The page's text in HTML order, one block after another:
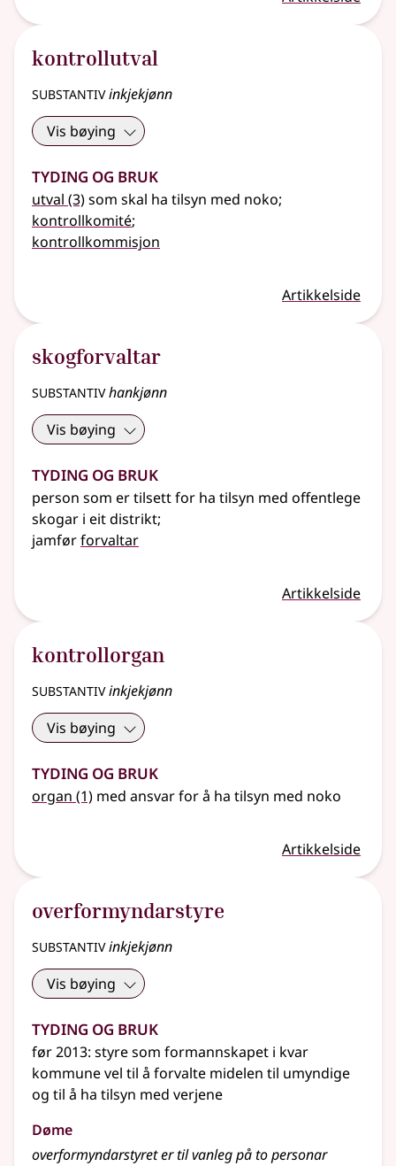
kontrollutval
substantivinkjekjønn
Vis bøying
Tyding og bruk
utval (3)som skal ha tilsyn med noko;
kontrollkomité;
kontrollkommisjon
Artikkelside
skogforvaltar
substantivhankjønn
Vis bøying
Tyding og bruk
person som er tilsett for ha tilsyn med offentlege
skogar i eit distrikt;
jamførforvaltar
Artikkelside
kontrollorgan
substantivinkjekjønn
Vis bøying
Tyding og bruk
organ (1) med ansvar for å ha tilsyn med noko
Artikkelside
overformyndarstyre
substantivinkjekjønn
Vis bøying
Tyding og bruk
før 2013: styre som formannskapet i kvar
kommune vel til å forvalte midelen til umyndige
og til å ha tilsyn med verjene
Døme
overformyndarstyret er til vanleg på to personar